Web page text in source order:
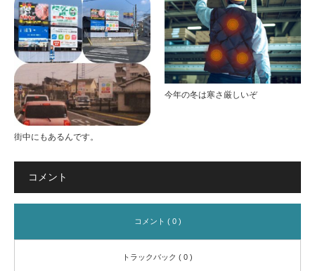
街中にもあるんです。
今年の冬は寒さ厳しいぞ
コメント
コメント ( 0 )
トラックバック ( 0 )